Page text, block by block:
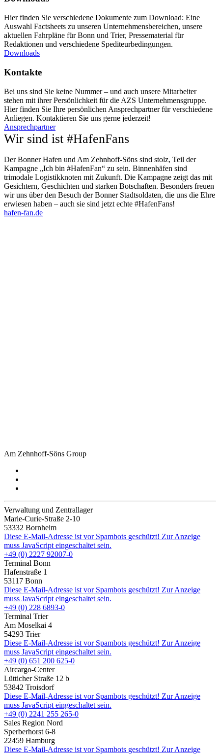
Hier finden Sie verschiedene Dokumente zum Download: Eine
Auswahl Factsheets zu unseren Unternehmensbereichen, unsere
aktuellen Fahrpläne für Bonn und Trier, Pressematerial für
Redaktionen und verschiedene Spediteurbedingungen.
Downloads
Kontakte
Bei uns sind Sie keine Nummer – und auch unsere Mitarbeiter
stehen mit ihrer Persönlichkeit für die AZS Unternehmensgruppe.
Hier finden Sie Ihre persönlichen Ansprechpartner für verschiedene
Anliegen. Kontaktieren Sie uns gerne jederzeit!
Ansprechpartner
Wir sind ist #HafenFans
Der Bonner Hafen und Am Zehnhoff-Söns sind stolz, Teil der
Kampagne „Ich bin #HafenFan“ zu sein. Binnenhäfen sind
trimodale Logistikknoten mit Zukunft. Die Kampagne zeigt das mit
Gesichtern, Geschichten und starken Botschaften. Besonders freuen
wir uns über den Besuch der Bonner Stadtsoldaten, die uns die Ehre
erwiesen haben – auch sie sind jetzt echte #HafenFans!
hafen-fan.de
Am Zehnhoff-Söns Group
Verwaltung und Zentrallager
Marie-Curie-Straße 2-10
53332 Bornheim
Diese E-Mail-Adresse ist vor Spambots geschützt! Zur Anzeige
muss JavaScript eingeschaltet sein.
+49 (0) 2227 92007-0
Terminal Bonn
Hafenstraße 1
53117 Bonn
Diese E-Mail-Adresse ist vor Spambots geschützt! Zur Anzeige
muss JavaScript eingeschaltet sein.
+49 (0) 228 6893-0
Terminal Trier
Am Moselkai 4
54293 Trier
Diese E-Mail-Adresse ist vor Spambots geschützt! Zur Anzeige
muss JavaScript eingeschaltet sein.
+49 (0) 651 200 625-0
Aircargo-Center
Lütticher Straße 12 b
53842 Troisdorf
Diese E-Mail-Adresse ist vor Spambots geschützt! Zur Anzeige
muss JavaScript eingeschaltet sein.
+49 (0) 2241 255 265-0
Sales Region Nord
Sperberhorst 6-8
22459 Hamburg
Diese E-Mail-Adresse ist vor Spambots geschützt! Zur Anzeige